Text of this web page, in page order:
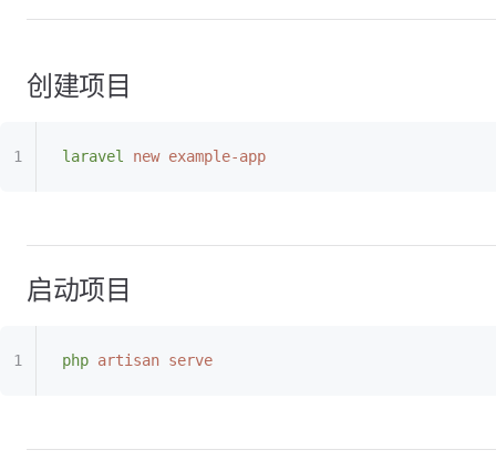
创建项目
laravel new example-app
启动项目
php artisan serve